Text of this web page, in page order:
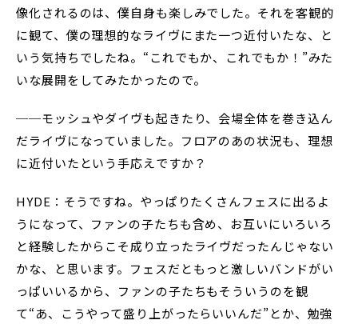
像化されるのは、僕自身も楽しみでした。それを客観的
に観て、僕の理想的なライヴにまた一つ近付いたな、と
いう気持ちでしたね。“これでもか、これでもか！”みた
いな展開をしてみたかったので。
──モッシュやダイヴも起きたり、会場全体を巻き込ん
だライヴになっていました。フロアのあの状況も、理想
に近付いたという手応えですか？
HYDE：そうですね。やっぱりたくさんフェスに出るよ
うになって、ファンの子たちも含め、お互いにいろいろ
と経験したからこそ成り立ったライヴだったんじゃない
かな、と思います。フェスだともっと激しいバンドがい
っぱいいるから、ファンの子たちもそういうのを観
て“あ、こうやって盛り上がったらいいんだ”とか、勉強